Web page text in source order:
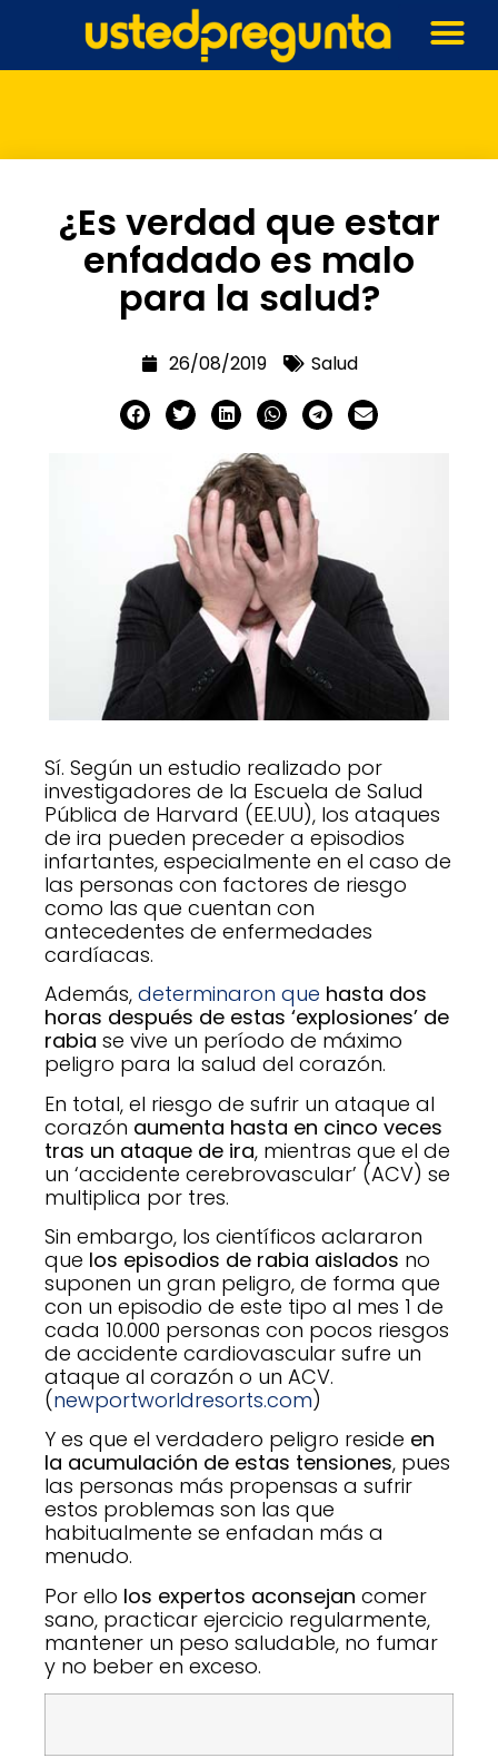
¿Es verdad que estar
enfadado es malo
para la salud?
26/08/2019 Salud
Sí. Según un estudio realizado por
investigadores de la Escuela de Salud
Pública de Harvard (EE.UU), los ataques
de ira pueden preceder a episodios
infartantes, especialmente en el caso de
las personas con factores de riesgo
como las que cuentan con
antecedentes de enfermedades
cardíacas.
Además, determinaron que hasta dos
horas después de estas ‘explosiones’ de
rabia se vive un período de máximo
peligro para la salud del corazón.
En total, el riesgo de sufrir un ataque al
corazón aumenta hasta en cinco veces
tras un ataque de ira, mientras que el de
un ‘accidente cerebrovascular’ (ACV) se
multiplica por tres.
Sin embargo, los científicos aclararon
que los episodios de rabia aislados no
suponen un gran peligro, de forma que
con un episodio de este tipo al mes 1 de
cada 10.000 personas con pocos riesgos
de accidente cardiovascular sufre un
ataque al corazón o un ACV.
(newportworldresorts.com)
Y es que el verdadero peligro reside en
la acumulación de estas tensiones, pues
las personas más propensas a sufrir
estos problemas son las que
habitualmente se enfadan más a
menudo.
Por ello los expertos aconsejan comer
sano, practicar ejercicio regularmente,
mantener un peso saludable, no fumar
y no beber en exceso.